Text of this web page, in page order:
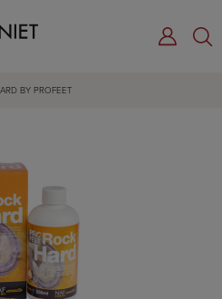
BY PROFEET